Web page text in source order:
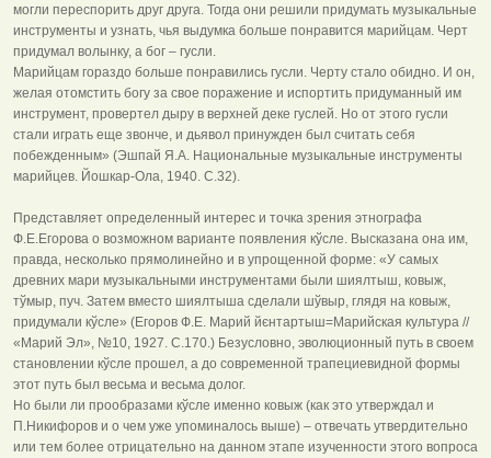
могли переспорить друг друга. Тогда они решили придумать музыкальные
инструменты и узнать, чья выдумка больше понравится марийцам. Черт
придумал волынку, а бог – гусли.
Марийцам гораздо больше понравились гусли. Черту стало обидно. И он,
желая отомстить богу за свое поражение и испортить придуманный им
инструмент, провертел дыру в верхней деке гуслей. Но от этого гусли
стали играть еще звонче, и дьявол принужден был считать себя
побежденным» (Эшпай Я.А. Национальные музыкальные инструменты
марийцев. Йошкар-Ола, 1940. С.32).
Представляет определенный интерес и точка зрения этнографа
Ф.Е.Егорова о возможном варианте появления кўсле. Высказана она им,
правда, несколько прямолинейно и в упрощенной форме: «У самых
древних мари музыкальными инструментами были шиялтыш, ковыж,
тўмыр, пуч. Затем вместо шиялтыша сделали шўвыр, глядя на ковыж,
придумали кўсле» (Егоров Ф.Е. Марий йєнтартыш=Марийская культура //
«Марий Эл», №10, 1927. С.170.) Безусловно, эволюционный путь в своем
становлении кўсле прошел, а до современной трапециевидной формы
этот путь был весьма и весьма долог.
Но были ли прообразами кўсле именно ковыж (как это утверждал и
П.Никифоров и о чем уже упоминалось выше) – отвечать утвердительно
или тем более отрицательно на данном этапе изученности этого вопроса